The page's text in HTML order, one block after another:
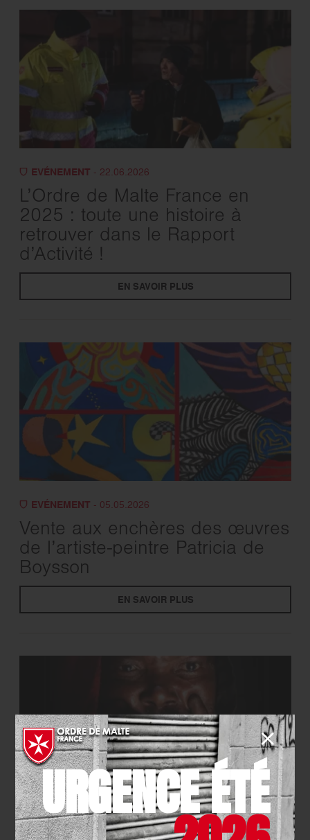
EVÉNEMENT - 22.06.2026
L’Ordre de Malte France en
2025 : toute une histoire à
retrouver dans le Rapport
d’Activité !
EN SAVOIR PLUS
EVÉNEMENT - 05.05.2026
Vente aux enchères des œuvres
de l’artiste-peintre Patricia de
Boysson
EN SAVOIR PLUS
EVÉNEMENT- 31.12.2025
URGENCE ÉTÉ